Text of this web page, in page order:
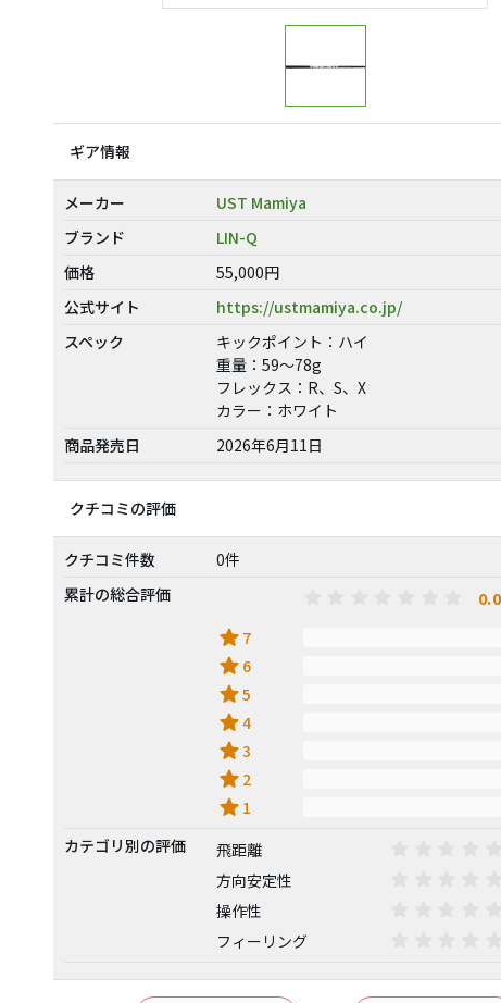
ギア情報
メーカー
UST Mamiya
ブランド
LIN-Q
価格
55,000円
公式サイト
https://ustmamiya.co.jp/
スペック
キックポイント：ハイ
重量：59～78g
フレックス：R、S、X
カラー：ホワイト
商品発売日
2026年6月11日
クチコミの評価
クチコミ件数
0件
累計の総合評価
0.0
star 7
star 6
star5
star4
star3
star 2
star 1
カテゴリ別の評価
飛距離
方向安定性
操作性
フィーリング